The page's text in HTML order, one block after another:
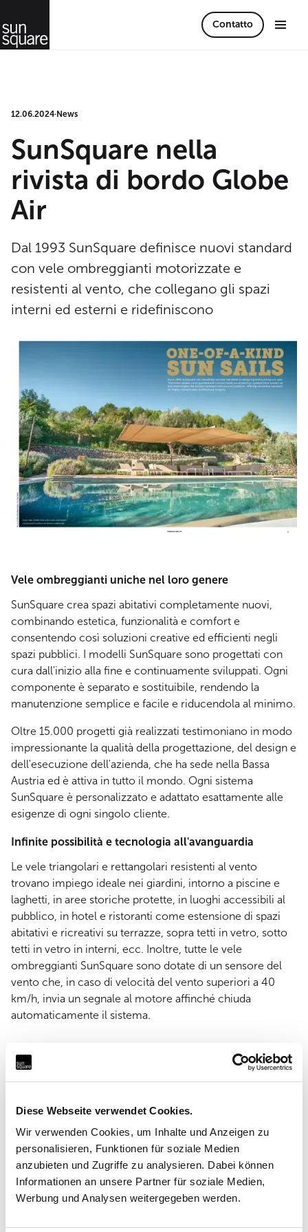
Diese Webseite verwendet Cookies.
Wir verwenden Cookies, um Inhalte und Anzeigen zu
personalisieren, Funktionen für soziale Medien
anzubieten und Zugriffe zu analysieren. Dabei können
Informationen an unsere Partner für soziale Medien,
Werbung und Analysen weitergegeben werden.
Contatto
12.06.2024·News
SunSquare nella
rivista di bordo Globe
Air
Dal 1993 SunSquare definisce nuovi standard
con vele ombreggianti motorizzate e
resistenti al vento, che collegano gli spazi
interni ed esterni e ridefiniscono
Vele ombreggianti uniche nel loro genere
SunSquare crea spazi abitativi completamente nuovi,
combinando estetica, funzionalità e comfort e
consentendo così soluzioni creative ed efficienti negli
spazi pubblici. I modelli SunSquare sono progettati con
cura dall'inizio alla fine e continuamente sviluppati. Ogni
componente è separato e sostituibile, rendendo la
manutenzione semplice e facile e riducendola al minimo.
Oltre 15.000 progetti già realizzati testimoniano in modo
impressionante la qualità della progettazione, del design e
dell'esecuzione dell'azienda, che ha sede nella Bassa
Austria ed è attiva in tutto il mondo. Ogni sistema
SunSquare è personalizzato e adattato esattamente alle
esigenze di ogni singolo cliente.
Infinite possibilità e tecnologia all'avanguardia
Le vele triangolari e rettangolari resistenti al vento
trovano impiego ideale nei giardini, intorno a piscine e
laghetti, in aree storiche protette, in luoghi accessibili al
pubblico, in hotel e ristoranti come estensione di spazi
abitativi e ricreativi su terrazze, sopra tetti in vetro, sotto
tetti in vetro in interni, ecc. Inoltre, tutte le vele
ombreggianti SunSquare sono dotate di un sensore del
vento che, in caso di velocità del vento superiori a 40
km/h, invia un segnale al motore affinché chiuda
automaticamente il sistema.
è di 76 m². Tuttavia, è possibile affiancare più sistemi
SunSquare quando occorre proteggere dal sole e dalla
dell'altezza sviluppato appositamente dall'azienda,
azionabile manualmente o elettricamente, ha un effetto
positivo sia sull'ombra proiettata che sulla funzione di
drenaggio del sistema SunSquare.
Un prodotto nuovissimo: FOLD&ROLL AXIS
Con FOLD&ROLL AXIS, anch'esso dotato di sensore del